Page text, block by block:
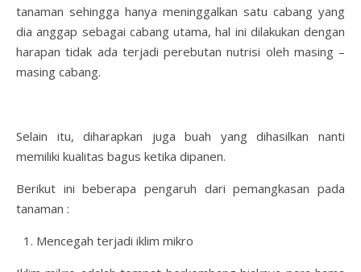
tanaman sehingga hanya meninggalkan satu cabang yang
dia anggap sebagai cabang utama, hal ini dilakukan dengan
harapan tidak ada terjadi perebutan nutrisi oleh masing –
masing cabang.
Selain itu, diharapkan juga buah yang dihasilkan nanti
memiliki kualitas bagus ketika dipanen.
Berikut ini beberapa pengaruh dari pemangkasan pada
tanaman :
Mencegah terjadi iklim mikro